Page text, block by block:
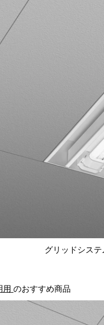
グリッドシス
用のおすすめ商品